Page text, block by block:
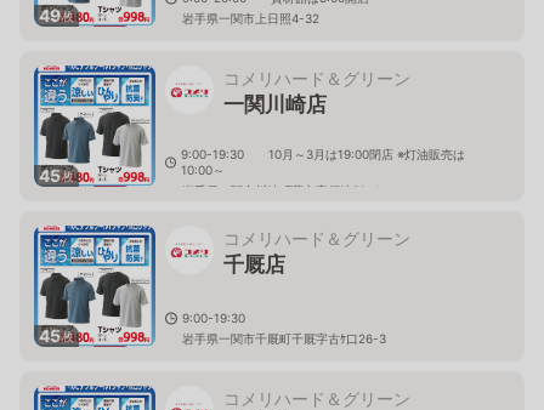
49枚
岩手県一関市上日照4-32
45枚
コメリハード＆グリーン
一関川崎店
9:00-19:30 10月～3月は19:00閉店 ※灯油販売は
10:00～
岩手県一関市川崎町薄衣字須崎58-4
45枚
コメリハード＆グリーン
千厩店
9:00-19:30
岩手県一関市千厩町千厩字古ｹ口26-3
コメリハード＆グリーン